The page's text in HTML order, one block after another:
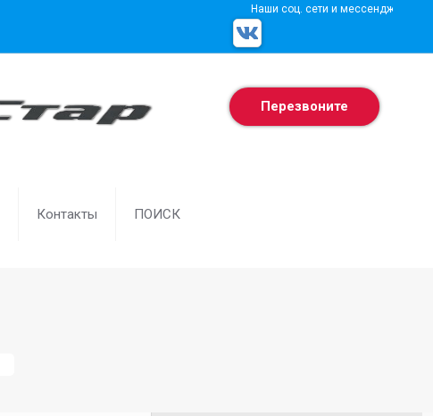
Наши соц. сети и мессенджеры
Контакты ПОИСК
Перезвоните